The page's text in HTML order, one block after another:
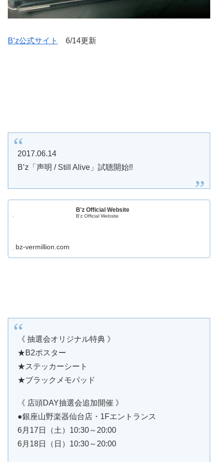
B’z公式サイト 6/14更新
2017.06.14
B’z「声明 / Still Alive」試聴開始!!
B'z Official Website
B'z Official Website
bz-vermillion.com
《 抽選会オリジナル特典 》
★B2ポスター
★ステッカーシート
★ブラックメモパッド
《 店頭DAY抽選会追加開催 》
●銀座山野楽器仙台店・1Fエントランス
6月17日（土）10:30～20:00
6月18日（日）10:30～20:00